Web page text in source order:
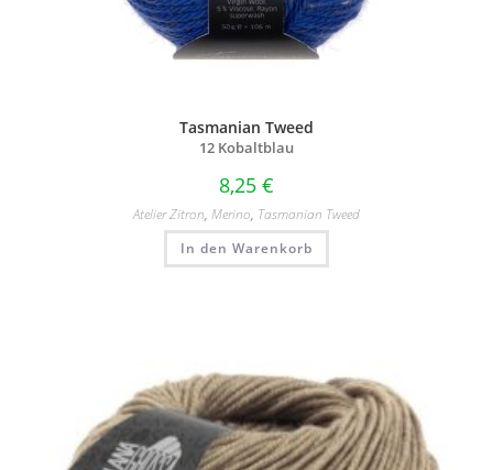
Tasmanian Tweed
12 Kobaltblau
8,25 €
Atelier Zitron, Merino, Tasmanian Tweed
In den Warenkorb